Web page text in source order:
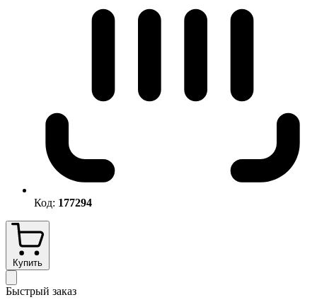
Код: 177294
Купить
Быстрый заказ